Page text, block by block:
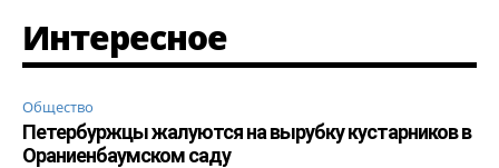
Интересное
Общество
Петербуржцы жалуются на вырубку кустарников в
Ораниенбаумском саду